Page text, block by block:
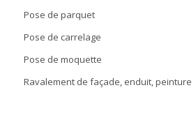
Pose de parquet
Pose de carrelage
Pose de moquette
Ravalement de façade, enduit, peinture